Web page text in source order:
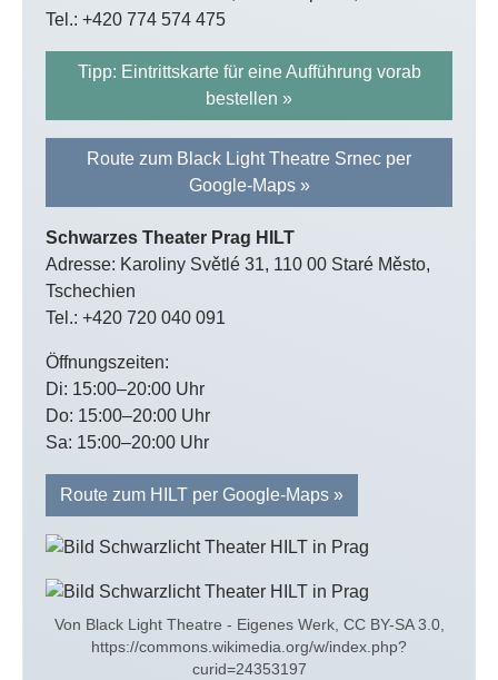
Tel.: +420 774 574 475
Tipp: Eintrittskarte für eine Aufführung vorab
bestellen »
Route zum Black Light Theatre Srnec per
Google-Maps »
Schwarzes Theater Prag HILT
Adresse: Karoliny Světlé 31, 110 00 Staré Město,
Tschechien
Tel.: +420 720 040 091
Öffnungszeiten:
Di: 15:00–20:00 Uhr
Do: 15:00–20:00 Uhr
Sa: 15:00–20:00 Uhr
Route zum HILT per Google-Maps »
Von Black Light Theatre - Eigenes Werk, CC BY-SA 3.0,
https://commons.wikimedia.org/w/index.php?
curid=24353197